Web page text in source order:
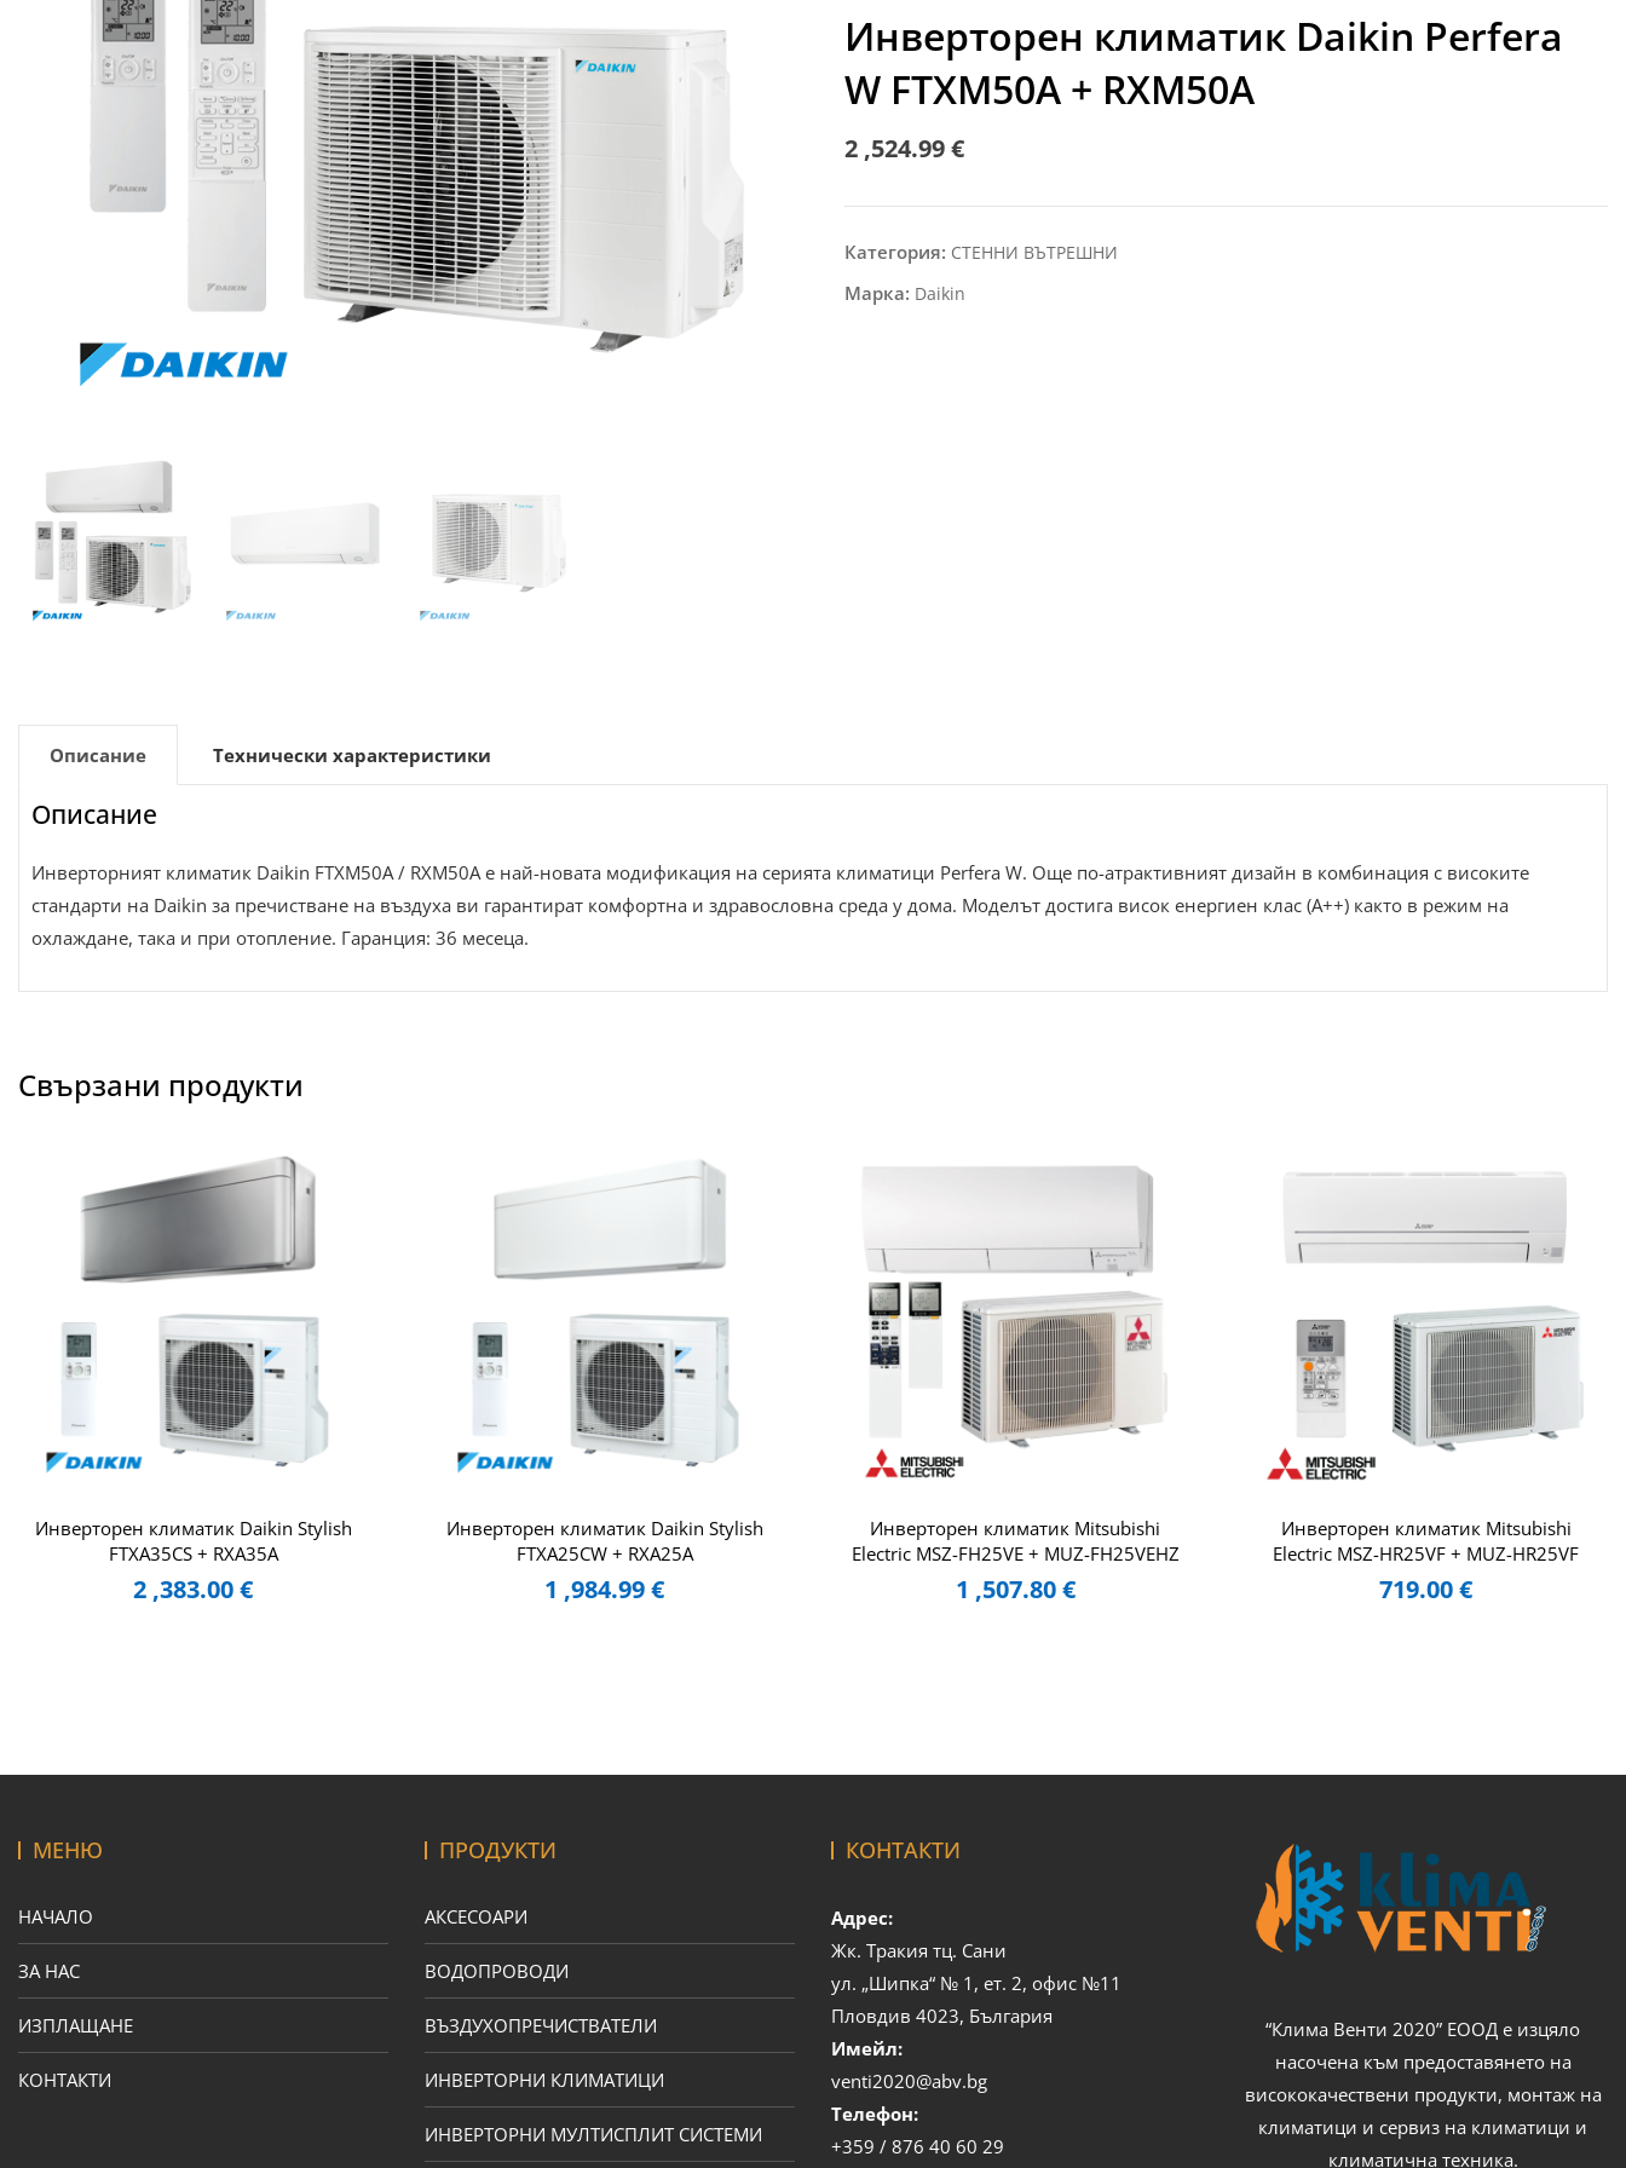
Инверторен климатик Daikin Perfera
W FTXM50A + RXM50A
2 ,524.99€
Категория: СТЕННИ ВЪТРЕШНИ
Марка: Daikin
Описание Технически характеристики
Описание
Инверторният климатик Daikin FTXM50A / RXM50A е най-новата модификация на серията климатици Perfera W. Още по-атрактивният дизайн в комбинация с високите
стандарти на Daikin за пречистване на въздуха ви гарантират комфортна и здравословна среда у дома. Моделът достига висок енергиен клас (A++) както в режим на
охлаждане, така и при отопление. Гаранция: 36 месеца.
Свързани продукти
Инверторен климатик Daikin Stylish
FTXA35CS + RXA35A
2 ,383.00€
Инверторен климатик Daikin Stylish
FTXA25CW + RXA25A
1 ,984.99€
Инверторен климатик Mitsubishi
Electric MSZ-FH25VE + MUZ-FH25VEHZ
1 ,507.80€
Инверторен климатик Mitsubishi
Electric MSZ-HR25VF + MUZ-HR25VF
719.00€
МЕНЮ
НАЧАЛО
ЗА НАС
ИЗПЛАЩАНЕ
КОНТАКТИ
ПРОДУКТИ
АКСЕСОАРИ
ВОДОПРОВОДИ
ВЪЗДУХОПРЕЧИСТВАТЕЛИ
ИНВЕРТОРНИ КЛИМАТИЦИ
ИНВЕРТОРНИ МУЛТИСПЛИТ СИСТЕМИ
КОНТАКТИ
Адрес:
Жк. Тракия тц. Сани
ул. „Шипка“ № 1, ет. 2, офис №11
Пловдив 4023, България
Имейл:
venti2020@abv.bg
Телефон:
+359 / 876 40 60 29
“Клима Венти 2020” ЕООД е изцяло
насочена към предоставянето на
висококачествени продукти, монтаж на
климатици и сервиз на климатици и
климатична техника.